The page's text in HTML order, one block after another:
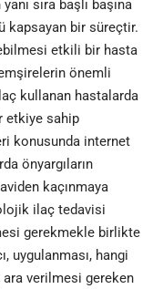
sıra başlı başına
kapsayan bir süreçtir.
etkili bir hasta
önemli
kullanan hastalarda
etkiye sahip
konusunda internet
önyargıların
kaçınmaya
ilaç tedavisi
gerekmekle birlikte
uygulanması, hangi
verilmesi gereken